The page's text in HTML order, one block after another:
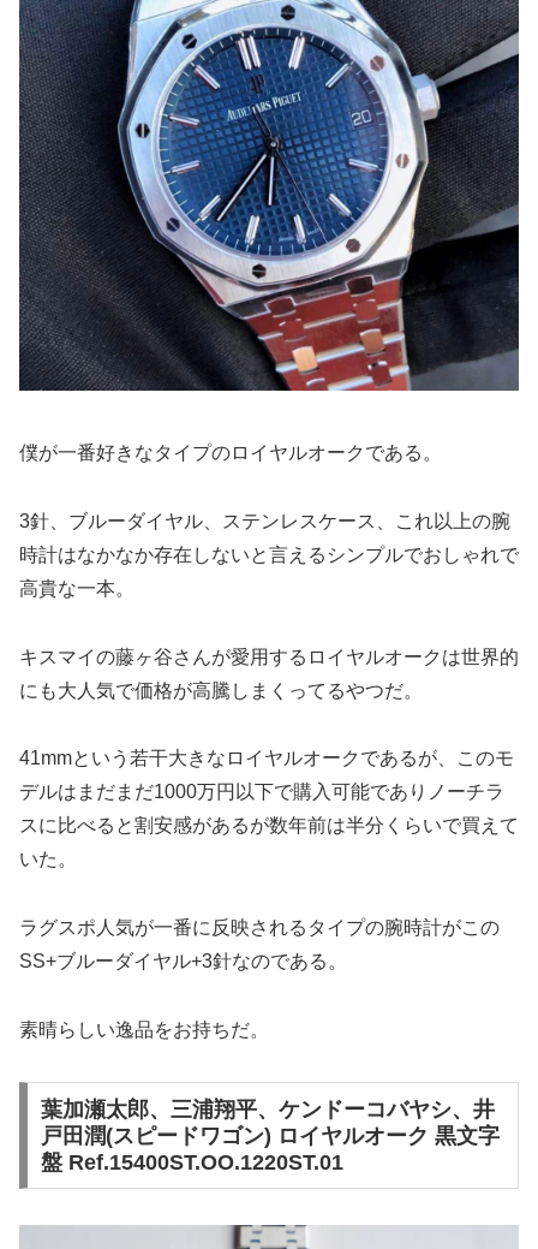
僕が一番好きなタイプのロイヤルオークである。
3針、ブルーダイヤル、ステンレスケース、これ以上の腕
時計はなかなか存在しないと言えるシンプルでおしゃれで
高貴な一本。
キスマイの藤ヶ谷さんが愛用するロイヤルオークは世界的
にも大人気で価格が高騰しまくってるやつだ。
41mmという若干大きなロイヤルオークであるが、このモ
デルはまだまだ1000万円以下で購入可能でありノーチラ
スに比べると割安感があるが数年前は半分くらいで買えて
いた。
ラグスポ人気が一番に反映されるタイプの腕時計がこの
SS+ブルーダイヤル+3針なのである。
素晴らしい逸品をお持ちだ。
葉加瀬太郎、三浦翔平、ケンドーコバヤシ、井
戸田潤(スピードワゴン) ロイヤルオーク 黒文字
盤 Ref.15400ST.OO.1220ST.01